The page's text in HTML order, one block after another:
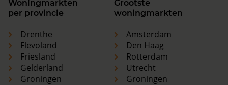
Woningmarkten
per provincie
Drenthe
Flevoland
Friesland
Gelderland
Groningen
Grootste
woningmarkten
Amsterdam
Den Haag
Rotterdam
Utrecht
Groningen